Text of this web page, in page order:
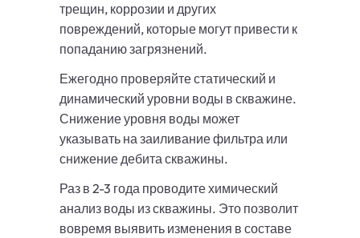
трещин, коррозии и других
повреждений, которые могут привести к
попаданию загрязнений.
Ежегодно проверяйте статический и
динамический уровни воды в скважине.
Снижение уровня воды может
указывать на заиливание фильтра или
снижение дебита скважины.
Раз в 2-3 года проводите химический
анализ воды из скважины. Это позволит
вовремя выявить изменения в составе